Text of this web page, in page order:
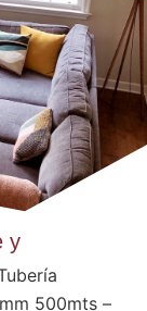
y
500mts –